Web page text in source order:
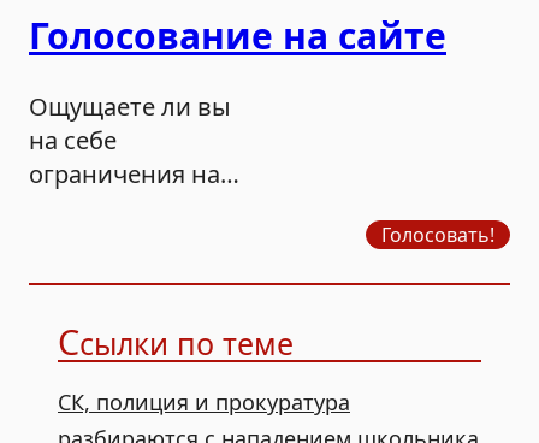
Голосование на сайте
Ощущаете ли вы
на себе
ограничения на
Голосовать!
Ссылки по теме
СК, полиция и прокуратура